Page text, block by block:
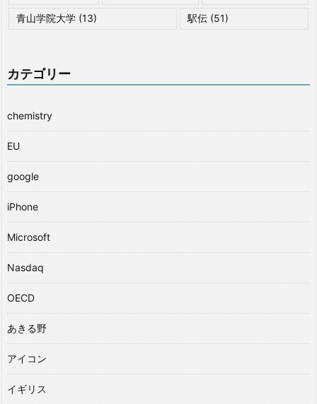
青山学院大学 (13) 駅伝 (51)
カテゴリー
chemistry
EU
google
iPhone
Microsoft
Nasdaq
OECD
あきる野
アイコン
イギリス